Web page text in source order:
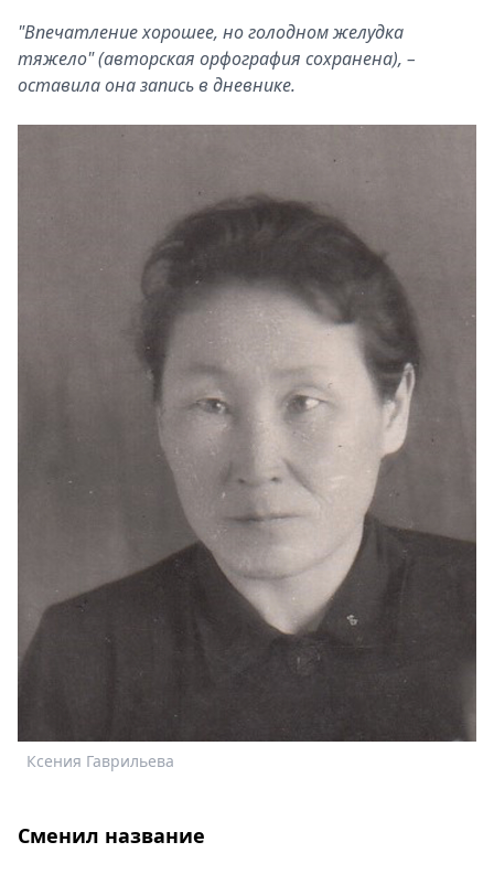
"Впечатление хорошее, но голодном желудка
тяжело" (авторская орфография сохранена), –
оставила она запись в дневнике.
Ксения Гаврильева
Сменил название